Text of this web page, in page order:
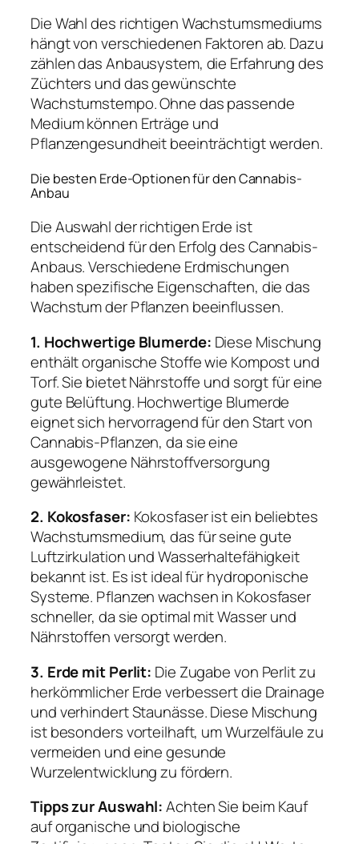
Die Wahl des richtigen Wachstumsmediums
hängt von verschiedenen Faktoren ab. Dazu
zählen das Anbausystem, die Erfahrung des
Züchters und das gewünschte
Wachstumstempo. Ohne das passende
Medium können Erträge und
Pflanzengesundheit beeinträchtigt werden.
Die besten Erde-Optionen für den Cannabis-
Anbau
Die Auswahl der richtigen Erde ist
entscheidend für den Erfolg des Cannabis-
Anbaus. Verschiedene Erdmischungen
haben spezifische Eigenschaften, die das
Wachstum der Pflanzen beeinflussen.
1. Hochwertige Blumerde: Diese Mischung
enthält organische Stoffe wie Kompost und
Torf. Sie bietet Nährstoffe und sorgt für eine
gute Belüftung. Hochwertige Blumerde
eignet sich hervorragend für den Start von
Cannabis-Pflanzen, da sie eine
ausgewogene Nährstoffversorgung
gewährleistet.
2. Kokosfaser: Kokosfaser ist ein beliebtes
Wachstumsmedium, das für seine gute
Luftzirkulation und Wasserhaltefähigkeit
bekannt ist. Es ist ideal für hydroponische
Systeme. Pflanzen wachsen in Kokosfaser
schneller, da sie optimal mit Wasser und
Nährstoffen versorgt werden.
3. Erde mit Perlit: Die Zugabe von Perlit zu
herkömmlicher Erde verbessert die Drainage
und verhindert Staunässe. Diese Mischung
ist besonders vorteilhaft, um Wurzelfäule zu
vermeiden und eine gesunde
Wurzelentwicklung zu fördern.
Tipps zur Auswahl:Achten Sie beim Kauf
auf organische und biologische